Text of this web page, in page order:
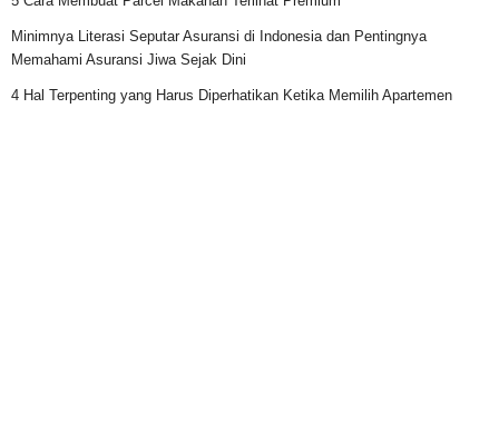
Minimnya Literasi Seputar Asuransi di Indonesia dan Pentingnya
Memahami Asuransi Jiwa Sejak Dini
4 Hal Terpenting yang Harus Diperhatikan Ketika Memilih Apartemen